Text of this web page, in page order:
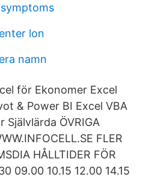
lon
namn
för Ekonomer Excel
& Power BI Excel VBA
ÖVRIGA
FLER
HÅLLTIDER FÖR
09.00 10.15 12.00 14.15